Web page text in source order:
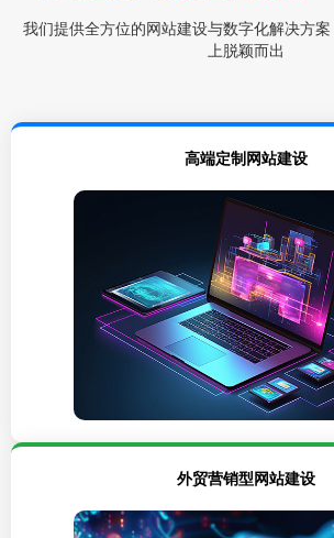
我们提供全方位的网站建设与数字化解决方
上脱颖而出
高端定制网站建设
外贸营销型网站建设